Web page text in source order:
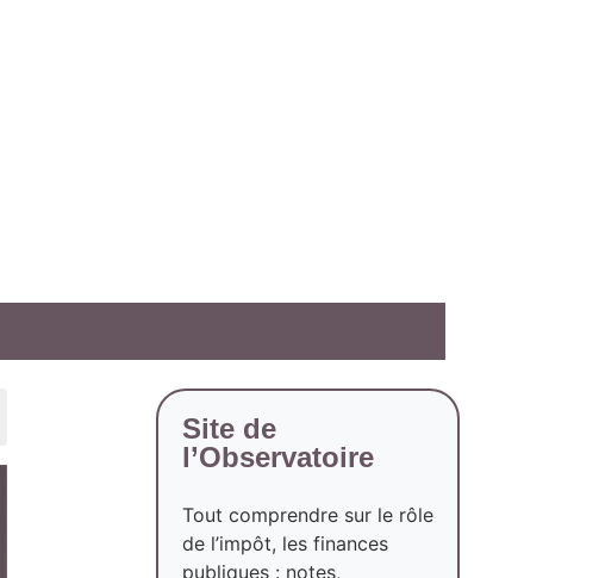
Site de
l’Observatoire
Tout comprendre sur le rôle
de l’impôt, les finances
publiques : notes,